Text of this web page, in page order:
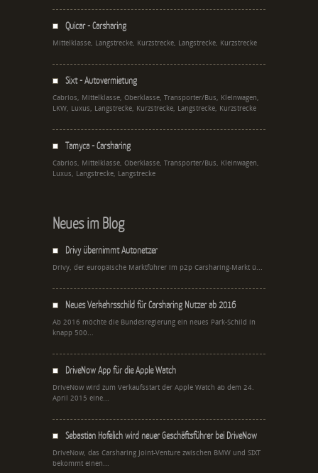
Quicar - Carsharing
Mittelklasse, Langstrecke, Kurzstrecke, Langstrecke, Kurzstrecke
Sixt - Autovermietung
Cabrios, Mittelklasse, Oberklasse, Transporter/Bus, Kleinwagen,
LKW, Luxus, Langstrecke, Kurzstrecke, Langstrecke, Kurzstrecke
Tamyca - Carsharing
Cabrios, Mittelklasse, Oberklasse, Transporter/Bus, Kleinwagen,
Luxus, Langstrecke, Langstrecke
Neues im Blog
Drivy übernimmt Autonetzer
Drivy, der europäische Marktführer im p2p Carsharing-Markt ü...
Neues Verkehrsschild für Carsharing Nutzer ab 2016
Ab 2016 möchte die Bundesregierung ein neues Park-Schild in
knapp 500...
DriveNow App für die Apple Watch
DriveNow wird zum Verkaufsstart der Apple Watch ab dem 24.
April 2015 eine...
Sebastian Hofelich wird neuer Geschäftsführer bei DriveNow
DriveNow, das Carsharing Joint-Venture zwischen BMW und SIXT
bekommt einen...